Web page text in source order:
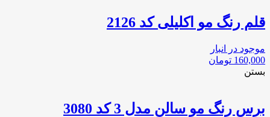
قلم رنگ مو اکلیلی کد 2126
موجود در انبار
160,000 تومان
بستن
برس رنگ مو سالن مدل 3 كد 3080